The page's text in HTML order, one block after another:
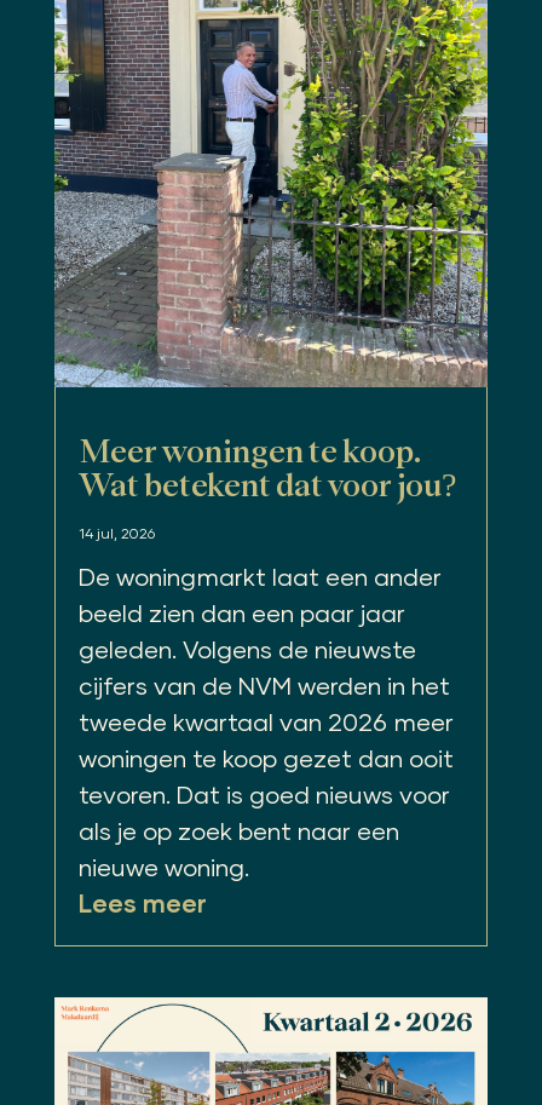
Meer woningen te koop.
Wat betekent dat voor jou?
14 jul, 2026
De woningmarkt laat een ander
beeld zien dan een paar jaar
geleden. Volgens de nieuwste
cijfers van de NVM werden in het
tweede kwartaal van 2026 meer
woningen te koop gezet dan ooit
tevoren. Dat is goed nieuws voor
als je op zoek bent naar een
nieuwe woning.
Lees meer